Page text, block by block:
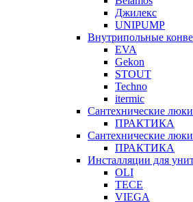
Джилекс
UNIPUMP
Внутрипольные
EVA
Gekon
STOUT
Techno
itermic
Сантехнические
ПРАКТИКА
Сантехнические
ПРАКТИКА
Инсталляции для
OLI
TECE
VIEGA